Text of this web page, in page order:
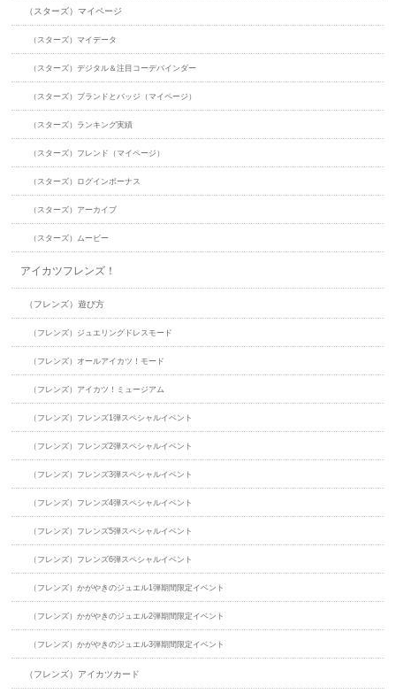
（スターズ）マイページ
（スターズ）マイデータ
（スターズ）デジタル＆注目コーデバインダー
（スターズ）ブランドとバッジ（マイページ）
（スターズ）ランキング実績
（スターズ）フレンド（マイページ）
（スターズ）ログインボーナス
（スターズ）アーカイブ
（スターズ）ムービー
アイカツフレンズ！
（フレンズ）遊び方
（フレンズ）ジュエリングドレスモード
（フレンズ）オールアイカツ！モード
（フレンズ）アイカツ！ミュージアム
（フレンズ）フレンズ1弾スペシャルイベント
（フレンズ）フレンズ2弾スペシャルイベント
（フレンズ）フレンズ3弾スペシャルイベント
（フレンズ）フレンズ4弾スペシャルイベント
（フレンズ）フレンズ5弾スペシャルイベント
（フレンズ）フレンズ6弾スペシャルイベント
（フレンズ）かがやきのジュエル1弾期間限定イベント
（フレンズ）かがやきのジュエル2弾期間限定イベント
（フレンズ）かがやきのジュエル3弾期間限定イベント
（フレンズ）アイカツカード